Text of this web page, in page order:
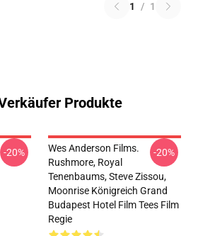
1 / 1
Produkte
-20%
Wes Anderson Films.
Rushmore, Royal
Tenenbaums, Steve Zissou,
Moonrise Königreich Grand
Budapest Hotel Film Tees Film
Regie
-20%